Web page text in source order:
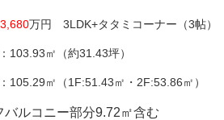
3,680万円 3LDK+タタミコーナー（3帖）
103.93㎡（約31.43坪）
105.29㎡（1F:51.43㎡・2F:53.86㎡）
ルコニー部分9.72㎡含む